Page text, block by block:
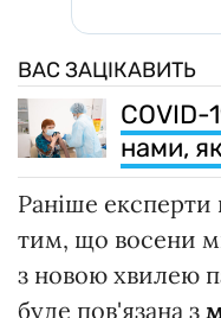
ВАС ЗАЦІКАВИТЬ
COVID-
нами,
Раніше експерти
тим, що восени
з новою хвилею
буде пов'язана з